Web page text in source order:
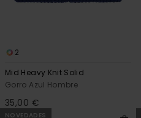
2
Mid Heavy Knit Solid
Gorro Azul Hombre
35,00 €
NOVEDADES